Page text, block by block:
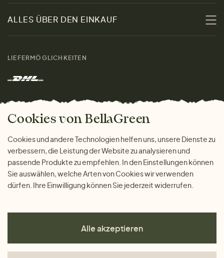
Nachhaltigkeit
Kontakt
Marken
Das freundliche Magazin
Damen
Herren
Geschenke
ALLES ÜBER DEN EINKAUF
Warum bei uns einkaufen
LIEFERMÖGLICHKEITEN
ZAHLUNGSMÖGLICHKEITEN
Cookies von BellaGreen
Cookies und andere Technologien helfen uns, unsere Dienste zu
verbessern, die Leistung der Website zu analysieren und
passende Produkte zu empfehlen. In den Einstellungen können
Sie auswählen, welche Arten von Cookies wir verwenden
dürfen. Ihre Einwilligung können Sie jederzeit widerrufen.
Alle akzeptieren